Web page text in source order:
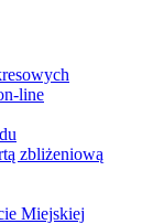
line
zbliżeniową
Miejskiej